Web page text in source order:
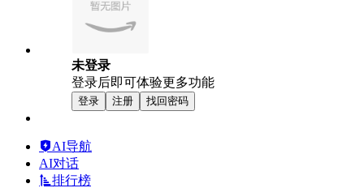
未登录
登录后即可体验更多功能
登录 注册 找回密码
AI导航
AI对话
排行榜